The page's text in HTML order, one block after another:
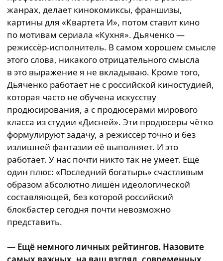
жанрах, делает кинокомиксы, франшизы,
картины для «Квартета И», потом ставит кино
по мотивам сериала «Кухня». Дьяченко —
режиссёр-исполнитель. В самом хорошем смысле
этого слова, никакого отрицательного смысла
в это выражение я не вкладываю. Кроме того,
Дьяченко работает не с российской киностудией,
которая часто не обучена искусству
продюсирования, а с продюсерами мирового
класса из студии «Дисней». Эти продюсеры чётко
формулируют задачу, а режиссёр точно и без
излишней фантазии её выполняет. И это
работает. У нас почти никто так не умеет. Ещё
один плюс: «Последний богатырь» счастливым
образом абсолютно лишён идеологической
составляющей, без которой российский
блокбастер сегодня почти невозможно
представить.
— Ещё немного личных рейтингов. Назовите